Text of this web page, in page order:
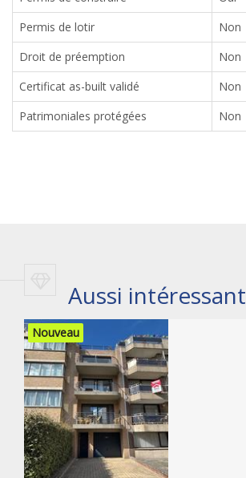
Permis de lotir
Non
Droit de préemption
Non
Certificat as-built validé
Non
Patrimoniales protégées
Non
Aussi intéressant
Nouveau